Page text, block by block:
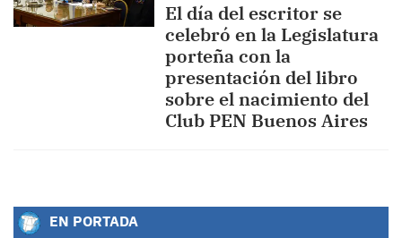
El día del escritor se
celebró en la Legislatura
porteña con la
presentación del libro
sobre el nacimiento del
Club PEN Buenos Aires
EN PORTADA